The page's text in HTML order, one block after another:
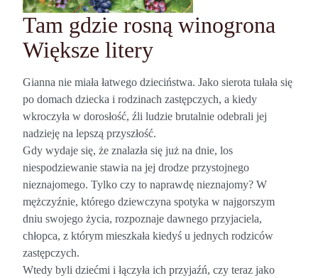
Tam gdzie rosną winogrona
Większe litery
Gianna nie miała łatwego dzieciństwa. Jako sierota tułała się
po domach dziecka i rodzinach zastępczych, a kiedy
wkroczyła w dorosłość, źli ludzie brutalnie odebrali jej
nadzieję na lepszą przyszłość.
Gdy wydaje się, że znalazła się już na dnie, los
niespodziewanie stawia na jej drodze przystojnego
nieznajomego. Tylko czy to naprawdę nieznajomy? W
mężczyźnie, którego dziewczyna spotyka w najgorszym
dniu swojego życia, rozpoznaje dawnego przyjaciela,
chłopca, z którym mieszkała kiedyś u jednych rodziców
zastępczych.
Wtedy byli dziećmi i łączyła ich przyjaźń, czy teraz jako